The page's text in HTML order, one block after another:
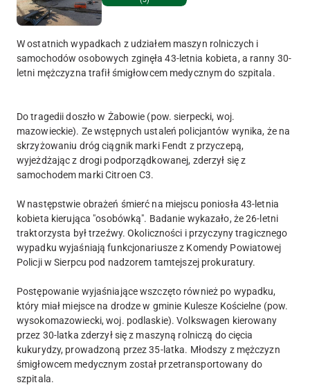
W ostatnich wypadkach z udziałem maszyn rolniczych i
samochodów osobowych zginęła 43-letnia kobieta, a ranny 30-
letni mężczyzna trafił śmigłowcem medycznym do szpitala.
Do tragedii doszło w Żabowie (pow. sierpecki, woj.
mazowieckie). Ze wstępnych ustaleń policjantów wynika, że na
skrzyżowaniu dróg ciągnik marki Fendt z przyczepą,
wyjeżdżając z drogi podporządkowanej, zderzył się z
samochodem marki Citroen C3.
W następstwie obrażeń śmierć na miejscu poniosła 43-letnia
kobieta kierująca "osobówką". Badanie wykazało, że 26-letni
traktorzysta był trzeźwy. Okoliczności i przyczyny tragicznego
wypadku wyjaśniają funkcjonariusze z Komendy Powiatowej
Policji w Sierpcu pod nadzorem tamtejszej prokuratury.
Postępowanie wyjaśniające wszczęto również po wypadku,
który miał miejsce na drodze w gminie Kulesze Kościelne (pow.
wysokomazowiecki, woj. podlaskie). Volkswagen kierowany
przez 30-latka zderzył się z maszyną rolniczą do cięcia
kukurydzy, prowadzoną przez 35-latka. Młodszy z mężczyzn
śmigłowcem medycznym został przetransportowany do
szpitala.